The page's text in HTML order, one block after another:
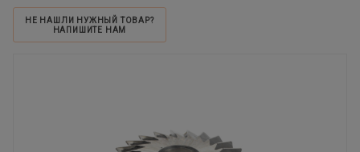
НЕ НАШЛИ НУЖНЫЙ ТОВАР?
НАПИШИТЕ НАМ